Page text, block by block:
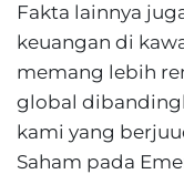
Fakta lainnya
keuangan di
memang lebih
global
kami yang
Saham pada